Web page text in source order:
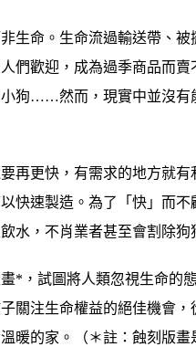
命。生命流過輸送帶、被
們歡迎，成為過季商品而
狗……然而，現實中並沒有
更快，有需求的地方就有
快速製造。為了「快」而
水，不肖業者甚至會割除
試圖將人類忽視生命的態
關注生命權益的絕佳機會
暖的家。
（＊註：蝕刻版